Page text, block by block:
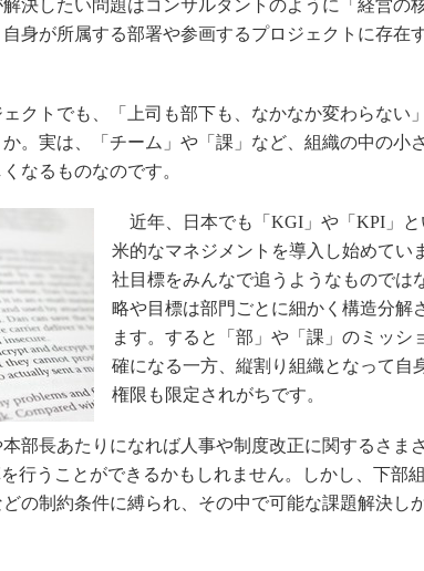
決したい問題はコンサルタントのように「経営の
身が所属する部署や参画するプロジェクトに存在
クトでも、「上司も部下も、なかなか変わらない
。実は、「チーム」や「課」など、組織の中の小
なるものなのです。
近年、日本でも「KGI」や「KPI」と
米的なマネジメントを導入し始めてい
社目標をみんなで追うようなものでは
略や目標は部門ごとに細かく構造分解
ます。すると「部」や「課」のミッシ
確になる一方、縦割り組織となって自
権限も限定されがちです。
部長あたりになれば人事や制度改正に関するさま
行うことができるかもしれません。しかし、下部
の制約条件に縛られ、その中で可能な課題解決し